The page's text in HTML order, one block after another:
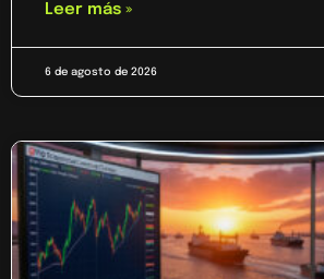
Leer más »
6 de agosto de 2026